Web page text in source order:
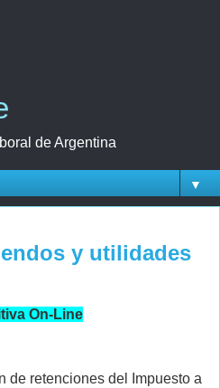
de Argentina
▼
y utilidades
On-Line
de retenciones del Impuesto a